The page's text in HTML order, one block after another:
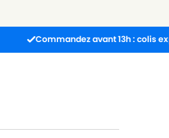
Commandez avant 13h : colis expédié le